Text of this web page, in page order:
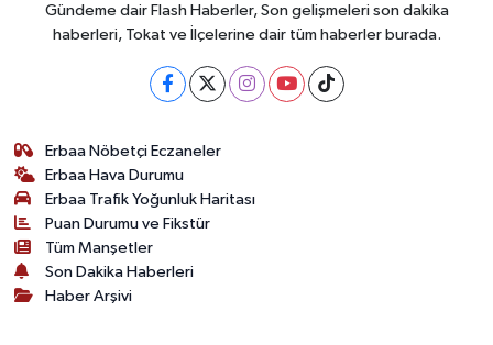
Gündeme dair Flash Haberler, Son gelişmeleri son dakika
haberleri, Tokat ve İlçelerine dair tüm haberler burada.
Erbaa Nöbetçi Eczaneler
Erbaa Hava Durumu
Erbaa Trafik Yoğunluk Haritası
Puan Durumu ve Fikstür
Tüm Manşetler
Son Dakika Haberleri
Haber Arşivi